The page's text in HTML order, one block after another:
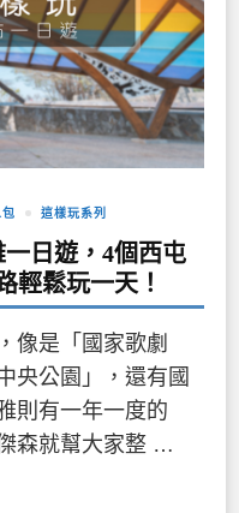
這樣玩系列
一日遊，4個西屯
輕鬆玩一天！
像是「國家歌劇
央公園」，還有國
則有一年一度的
森就幫大家整 …